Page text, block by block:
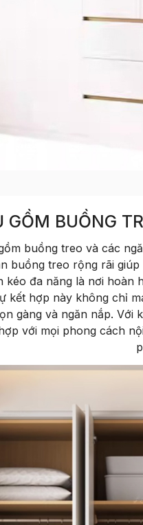
GỒM BUỒNG
buồng treo và các
buồng treo rộng rãi
kéo đa năng là nơi hoàn
kết hợp này không chỉ
gàng và ngăn nắp. Với
với mọi phong cách